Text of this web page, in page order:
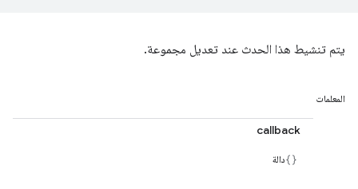
يتم تنشيط هذا الحدث عند تعديل مجموعة.
المعلمات
callback
دالة